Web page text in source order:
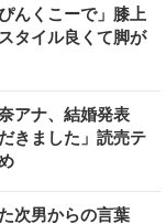
んくこーで」膝上
タイル良くて脚が
アナ、結婚発表
きました」読売テ
次男からの言葉